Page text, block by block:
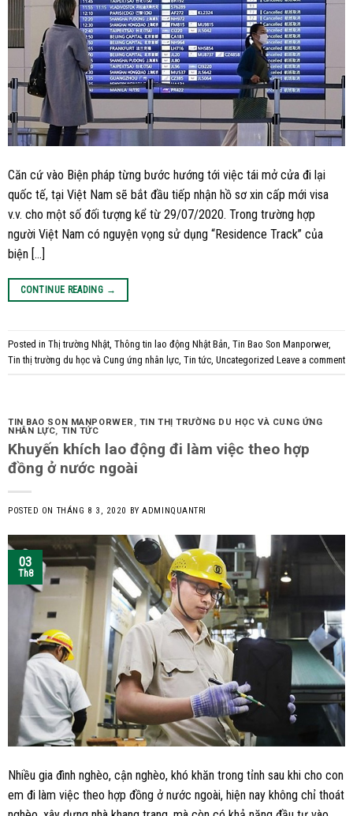
Căn cứ vào Biện pháp từng bước hướng tới việc tái mở cửa đi lại
quốc tế, tại Việt Nam sẽ bắt đầu tiếp nhận hồ sơ xin cấp mới visa
v.v. cho một số đối tượng kể từ 29/07/2020. Trong trường hợp
người Việt Nam có nguyện vọng sử dụng “Residence Track” của
biện […]
CONTINUE READING →
Posted in Thị trường Nhật Thông tin lao động Nhật Bản Tin Bao Son Manporwer,
Tin thị trường du học và Cung ứng nhân lực Tin tức Uncategorized Leave a comment
TIN BAO SON MANPORWER , TIN THỊ TRƯỜNG DU HỌC VÀ CUNG ỨNG
NHÂN LỰC, TIN TỨC
Khuyến khích lao động đi làm việc theo hợp
đồng ở nước ngoài
POSTED ON THÁNG 8 3, 2020 BYADMINQUANTRI
03
Th8
Nhiều gia đình nghèo, cận nghèo, khó khăn trong tỉnh sau khi cho con
em đi làm việc theo hợp đồng ở nước ngoài, hiện nay không chỉ thoát